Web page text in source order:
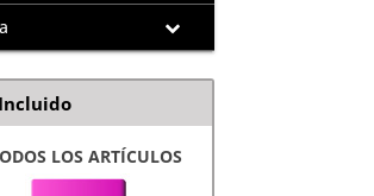
LOS ARTÍCULOS